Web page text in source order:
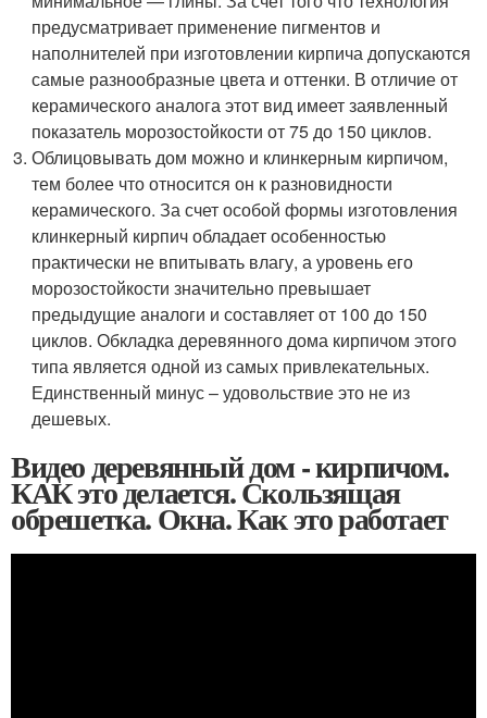
предусматривает применение пигментов и
наполнителей при изготовлении кирпича допускаются
самые разнообразные цвета и оттенки. В отличие от
керамического аналога этот вид имеет заявленный
показатель морозостойкости от 75 до 150 циклов.
Облицовывать дом можно и клинкерным кирпичом,
тем более что относится он к разновидности
керамического. За счет особой формы изготовления
клинкерный кирпич обладает особенностью
практически не впитывать влагу, а уровень его
морозостойкости значительно превышает
предыдущие аналоги и составляет от 100 до 150
циклов. Обкладка деревянного дома кирпичом этого
типа является одной из самых привлекательных.
Единственный минус – удовольствие это не из
дешевых.
Видео деревянный дом - кирпичом.
КАК это делается. Скользящая
обрешетка. Окна. Как это работает